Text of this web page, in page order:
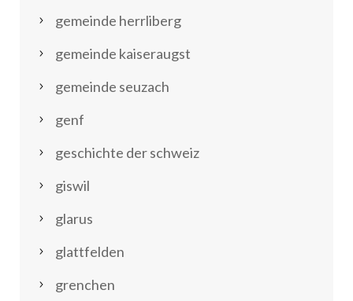
gemeinde herrliberg
gemeinde kaiseraugst
gemeinde seuzach
genf
geschichte der schweiz
giswil
glarus
glattfelden
grenchen